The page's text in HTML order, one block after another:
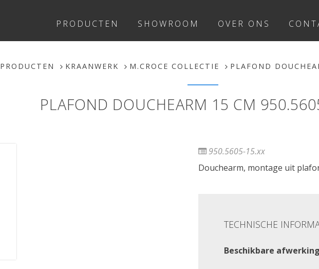
PRODUCTEN SHOWROOM OVER ONS
PRODUCTEN KRAANWERK M.CROCE COLLECTIE PLAFOND
PLAFOND DOUCHEARM 15 CM
950.5605-15.xx
Douchearm, montage uit
TECHNISCHE
Beschikbare